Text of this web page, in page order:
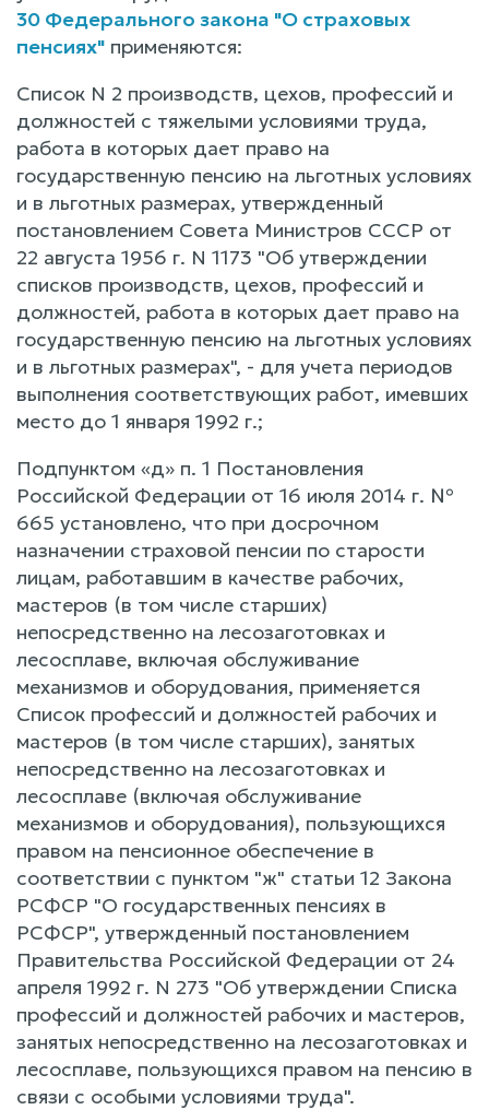
30 Федерального закона "О страховых
пенсиях" применяются:
Список N 2 производств, цехов, профессий и
должностей с тяжелыми условиями труда,
работа в которых дает право на
государственную пенсию на льготных условиях
и в льготных размерах, утвержденный
постановлением Совета Министров СССР от
22 августа 1956 г. N 1173 "Об утверждении
списков производств, цехов, профессий и
должностей, работа в которых дает право на
государственную пенсию на льготных условиях
и в льготных размерах", - для учета периодов
выполнения соответствующих работ, имевших
место до 1 января 1992 г.;
Подпунктом «д» п. 1 Постановления
Российской Федерации от 16 июля 2014 г. №
665 установлено, что при досрочном
назначении страховой пенсии по старости
лицам, работавшим в качестве рабочих,
мастеров (в том числе старших)
непосредственно на лесозаготовках и
лесосплаве, включая обслуживание
механизмов и оборудования, применяется
Список профессий и должностей рабочих и
мастеров (в том числе старших), занятых
непосредственно на лесозаготовках и
лесосплаве (включая обслуживание
механизмов и оборудования), пользующихся
правом на пенсионное обеспечение в
соответствии с пунктом "ж" статьи 12 Закона
РСФСР "О государственных пенсиях в
РСФСР", утвержденный постановлением
Правительства Российской Федерации от 24
апреля 1992 г. N 273 "Об утверждении Списка
профессий и должностей рабочих и мастеров,
занятых непосредственно на лесозаготовках и
лесосплаве, пользующихся правом на пенсию в
связи с особыми условиями труда".